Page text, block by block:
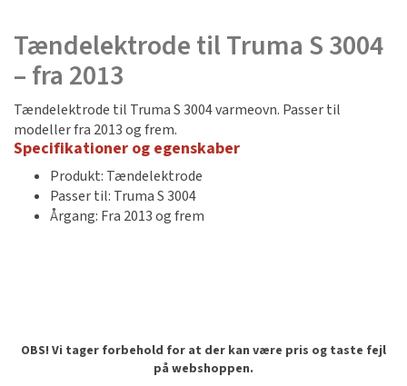
Tændelektrode til Truma S 3004
– fra 2013
Tændelektrode til Truma S 3004 varmeovn. Passer til
modeller fra 2013 og frem.
Specifikationer og egenskaber
Produkt: Tændelektrode
Passer til: Truma S 3004
Årgang: Fra 2013 og frem
OBS! Vi tager forbehold for at der kan være pris og taste fejl
på webshoppen.